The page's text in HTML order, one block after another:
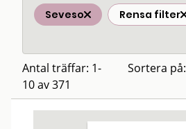
Seveso Rensa filter
Antal träffar: 1-
10 av 371
Sortera på: